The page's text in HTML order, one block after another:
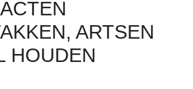
ARTSEN
HOUDEN